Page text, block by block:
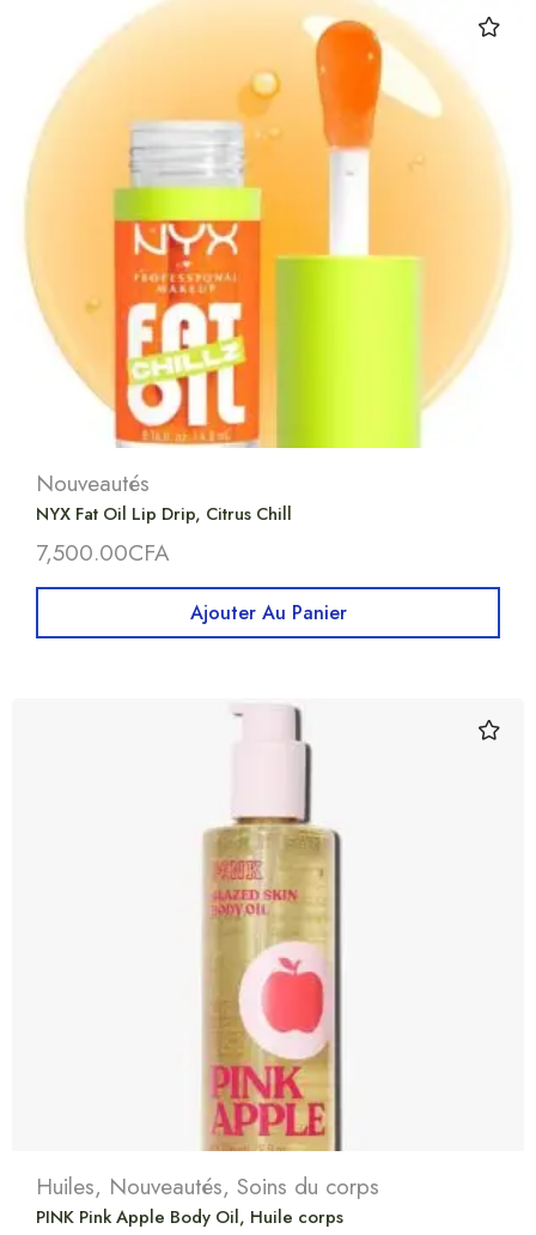
Nouveautés
NYX Fat Oil Lip Drip, Citrus Chill
7,500.00CFA
Ajouter Au Panier
Huiles, Nouveautés, Soins du corps
PINK Pink Apple Body Oil, Huile corps